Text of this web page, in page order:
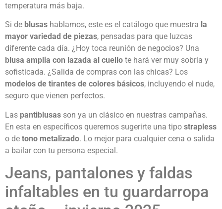
temperatura más baja.
Si de blusas hablamos, este es el catálogo que muestra la
mayor variedad de piezas, pensadas para que luzcas
diferente cada día. ¿Hoy toca reunión de negocios? Una
blusa amplia con lazada al cuello te hará ver muy sobria y
sofisticada. ¿Salida de compras con las chicas? Los
modelos de tirantes de colores básicos, incluyendo el nude,
seguro que vienen perfectos.
Las pantiblusas son ya un clásico en nuestras campañas.
En esta en específicos queremos sugerirte una tipo strapless
o de tono metalizado. Lo mejor para cualquier cena o salida
a bailar con tu persona especial.
Jeans, pantalones y faldas
infaltables en tu guardarropa